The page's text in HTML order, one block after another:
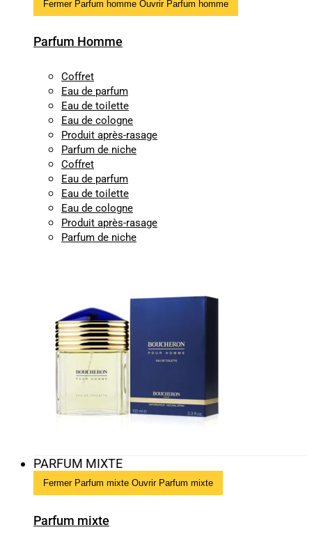
Fermer Parfum homme Ouvrir Parfum homme
Parfum Homme
Coffret
Eau de parfum
Eau de toilette
Eau de cologne
Produit après-rasage
Parfum de niche
Coffret
Eau de parfum
Eau de toilette
Eau de cologne
Produit après-rasage
Parfum de niche
PARFUM MIXTE
Fermer Parfum mixte Ouvrir Parfum mixte
Parfum mixte